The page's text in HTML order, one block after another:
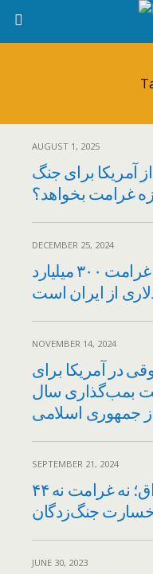
AUGUST 1, 2025
آمریکا برای جنگ
DECEMBER 25, 2024
سوریه در پی غرامت ۳۰۰ میلیارد
از ایران است
NOVEMBER 14, 2024
در آمریکا برای
بمب‌گذاری سال
SEPTEMBER 21, 2024
۴۴ سالگی حمله عراق؛ نه غرامت نه
جنگ‌زدگان
JUNE 30, 2023